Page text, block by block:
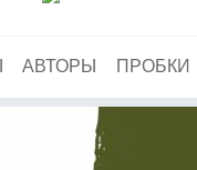
АВТОРЫ ПРОБКИ